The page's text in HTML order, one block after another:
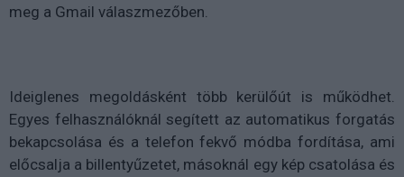
meg a Gmail válaszmezőben.
Ideiglenes megoldásként több kerülőút is működhet.
Egyes felhasználóknál segített az automatikus forgatás
bekapcsolása és a telefon fekvő módba fordítása, ami
előcsalja a billentyűzetet, másoknál egy kép csatolása és